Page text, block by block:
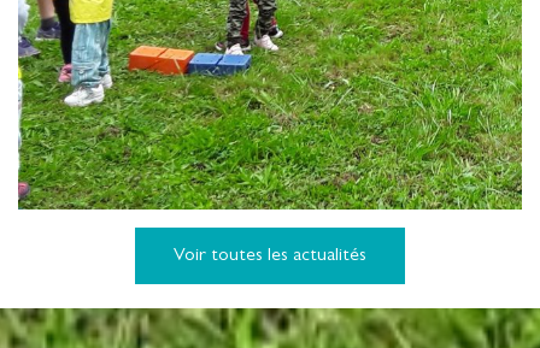
Voir toutes les actualités